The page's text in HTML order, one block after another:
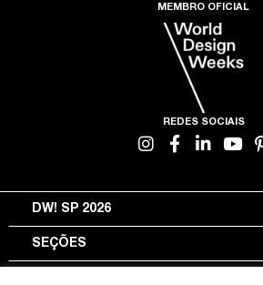
MEMBRO OFICIAL
REDES SOCIAIS
DW! SP 2026
SEÇÕES